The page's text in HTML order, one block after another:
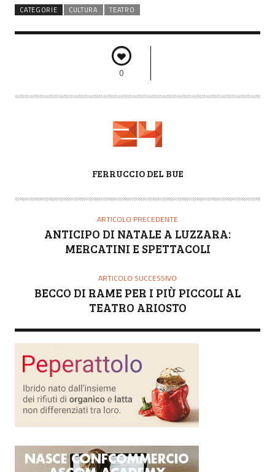
CATEGORIE CULTURA TEATRO
0
T
FERRUCCIO DEL BUE
ARTICOLO PRECEDENTE
ANTICIPO DI NATALE A LUZZARA:
MERCATINI E SPETTACOLI
ARTICOLO SUCCESSIVO
BECCO DI RAME PER I PIÙ PICCOLI AL
TEATRO ARIOSTO